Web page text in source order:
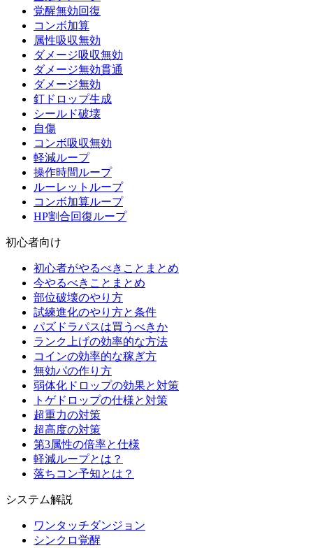
覚醒無効回復
コンボ加算
属性吸収無効
ダメージ吸収無効
ダメージ無効貫通
ダメージ無効
釘ドロップ生成
シールド破壊
自傷
コンボ吸収無効
軽減ループ
操作時間ループ
ルーレットループ
コンボ加算ループ
HP割合回復ループ
初心者向け
初心者がやるべきことまとめ
今やるべきことまとめ
部位破壊のやり方
試練進化のやり方と条件
パズドラパスは買うべきか
ランク上げの効率的な方法
コインの効率的な稼ぎ方
無効パの作り方
弱体化ドロップの効果と対策
トゲドロップの仕様と対策
超重力の対策
超高度の対策
第3属性の倍率と仕様
軽減ループとは？
落ちコン予知とは？
システム解説
ワンタッチダンジョン
シンクロ覚醒